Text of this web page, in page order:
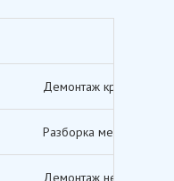
Демонтаж кровельных
Разборка межэтажных
Демонтаж несущих и